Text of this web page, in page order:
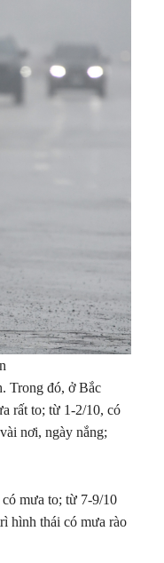
Trong đó, ở Bắc
rất to; từ 1-2/10, có
nơi, ngày nắng;
mưa to; từ 7-9/10
hình thái có mưa rào